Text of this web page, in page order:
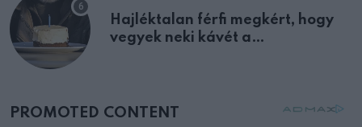
Hajléktalan férfi megkért, hogy
vegyek neki kávét a